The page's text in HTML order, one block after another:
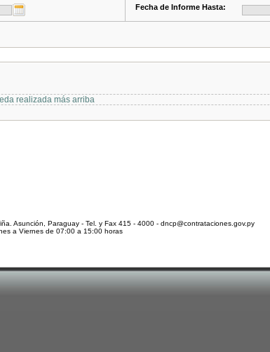
Fecha de Informe Hasta:
realizada más arriba
Asunción, Paraguay - Tel. y Fax 415 - 4000 - dncp@contrataciones.gov.py
a Viernes de 07:00 a 15:00 horas